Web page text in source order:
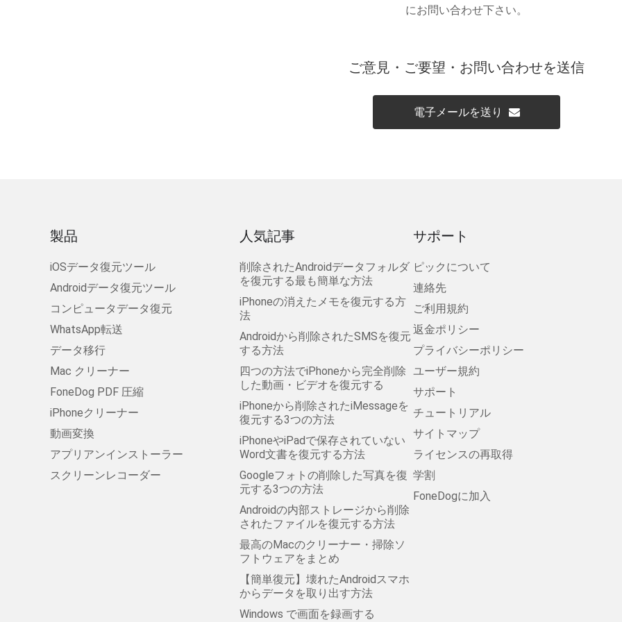
にお問い合わせ下さい。
ご意見・ご要望・お問い合わせを送信
電子メールを送り
製品
iOSデータ復元ツール
Androidデータ復元ツール
コンピュータデータ復元
WhatsApp転送
データ移行
Mac クリーナー
FoneDog PDF 圧縮
iPhoneクリーナー
動画変換
アプリアンインストーラー
スクリーンレコーダー
人気記事
削除されたAndroidデータフォルダ
を復元する最も簡単な方法
iPhoneの消えたメモを復元する方
法
Androidから削除されたSMSを復元
する方法
四つの方法でiPhoneから完全削除
した動画・ビデオを復元する
iPhoneから削除されたiMessageを
復元する3つの方法
iPhoneやiPadで保存されていない
Word文書を復元する方法
Googleフォトの削除した写真を復
元する3つの方法
Androidの内部ストレージから削除
されたファイルを復元する方法
最高のMacのクリーナー・掃除ソ
フトウェアをまとめ
【簡単復元】壊れたAndroidスマホ
からデータを取り出す方法
Windows で画面を録画する
サポート
ピックについて
連絡先
ご利用規約
返金ポリシー
プライバシーポリシー
ユーザー規約
サポート
チュートリアル
サイトマップ
ライセンスの再取得
学割
FoneDogに加入